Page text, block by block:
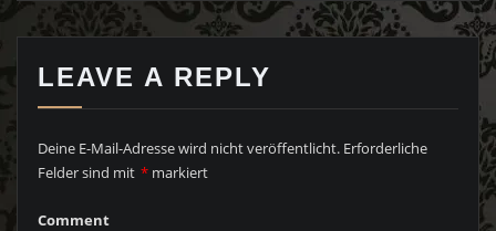
LEAVE A REPLY
Deine E-Mail-Adresse wird nicht veröffentlicht. Erforderliche
Felder sind mit * markiert
Comment